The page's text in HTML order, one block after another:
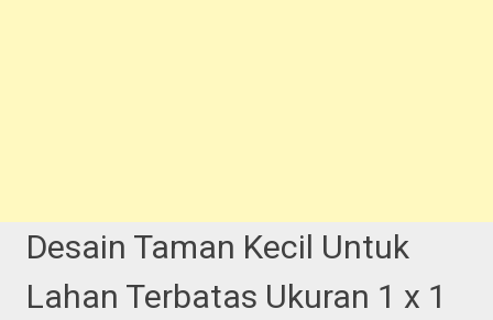
Desain Taman Kecil Untuk
Lahan Terbatas Ukuran 1 x 1